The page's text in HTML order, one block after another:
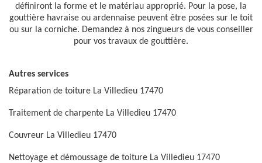
définiront la forme et le matériau approprié. Pour la pose, la
gouttière havraise ou ardennaise peuvent être posées sur le toit
ou sur la corniche. Demandez à nos zingueurs de vous conseiller
pour vos travaux de gouttière.
Autres services
Réparation de toiture La Villedieu 17470
Traitement de charpente La Villedieu 17470
Couvreur La Villedieu 17470
Nettoyage et démoussage de toiture La Villedieu 17470